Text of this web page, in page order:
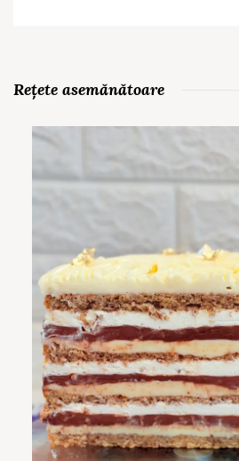
Rețete asemănătoare